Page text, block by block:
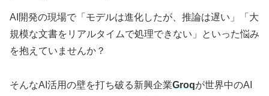
AI開発の現場で「モデルは進化したが、推論は遅い」「大
規模な文書をリアルタイムで処理できない」といった悩み
を抱えていませんか？
そんなAI活用の壁を打ち破る新興企業Groqが世界中のAI